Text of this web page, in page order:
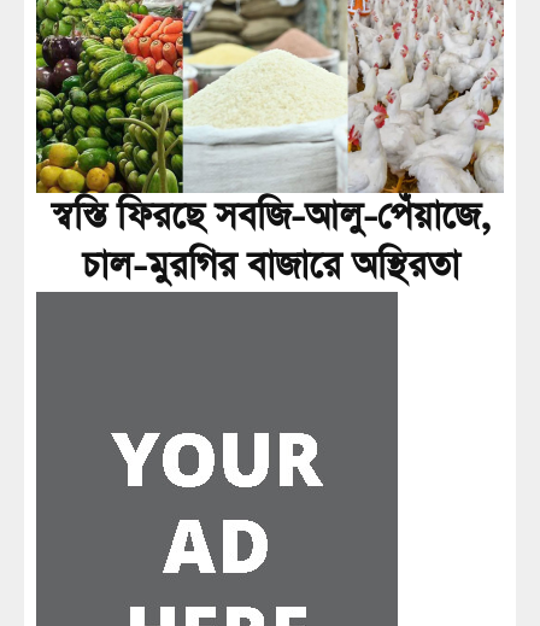
স্বস্তি ফিরছে সবজি-আলু-পেঁয়াজে,
চাল-মুরগির বাজারে অস্থিরতা